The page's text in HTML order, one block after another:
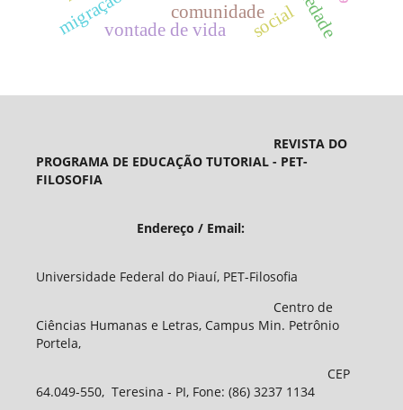
comunidade
vontade de vida social
migração
REVISTA DO
PROGRAMA DE EDUCAÇÃO TUTORIAL - PET-
FILOSOFIA
Endereço / Email:
Universidade Federal do Piauí, PET-Filosofia
Centro de
Ciências Humanas e Letras, Campus Min. Petrônio
Portela,
CEP
64.049-550, Teresina - PI, Fone: (86) 3237 1134